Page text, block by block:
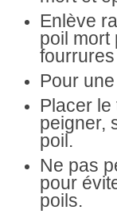
Enlève
poil mort
Pour
Placer
peigner,
poil.
Ne pas
pour
poils.